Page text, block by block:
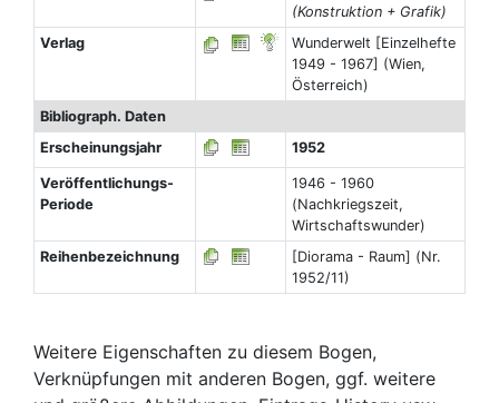
(Konstruktion + Grafik)
Verlag
Wunderwelt [Einzelhefte
1949 - 1967] (Wien,
Österreich)
Bibliograph. Daten
Erscheinungsjahr
1952
Veröffentlichungs-
Periode
1946 - 1960
(Nachkriegszeit,
Wirtschaftswunder)
Reihenbezeichnung
[Diorama - Raum] (Nr.
1952/11)
Weitere Eigenschaften zu diesem Bogen,
Verknüpfungen mit anderen Bogen, ggf. weitere